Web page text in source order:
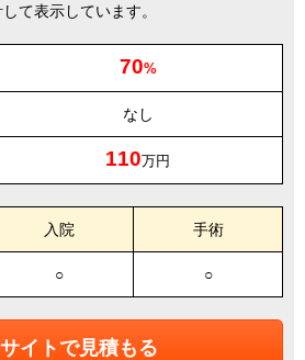
て表示しています。
70%
なし
110万円
入院 手術
○ ○
イトで見積もる